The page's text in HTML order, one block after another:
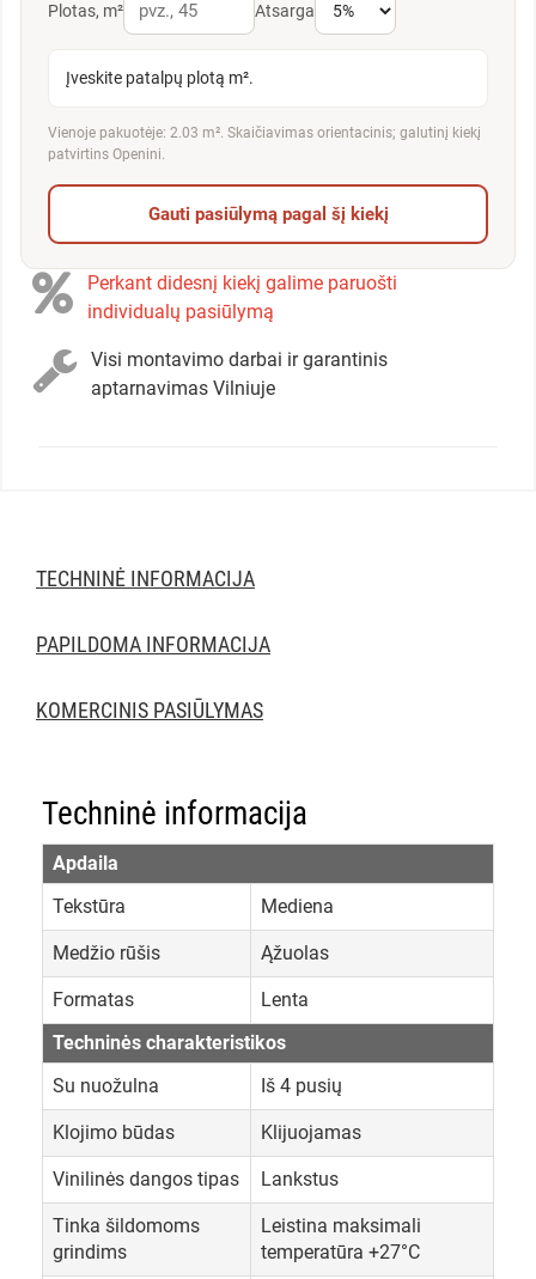
Plotas, m² Atsarga
Įveskite patalpų plotą m².
Vienoje pakuotėje: 2.03 m². Skaičiavimas orientacinis; galutinį kiekį
patvirtins Openini.
Gauti pasiūlymą pagal šį kiekį
Perkant didesnį kiekį galime paruošti
individualų pasiūlymą
Visi montavimo darbai ir garantinis
aptarnavimas Vilniuje
TECHNINĖ INFORMACIJA
PAPILDOMA INFORMACIJA
KOMERCINIS PASIŪLYMAS
Techninė informacija
Apdaila
Tekstūra
Mediena
Medžio rūšis Ąžuolas
Formatas
Lenta
Techninės charakteristikos
Su nuožulna
Iš 4 pusių
Klojimo būdas Klijuojamas
Vinilinės dangos tipas Lankstus
Tinka šildomoms
grindims
Leistina maksimali
temperatūra +27°C